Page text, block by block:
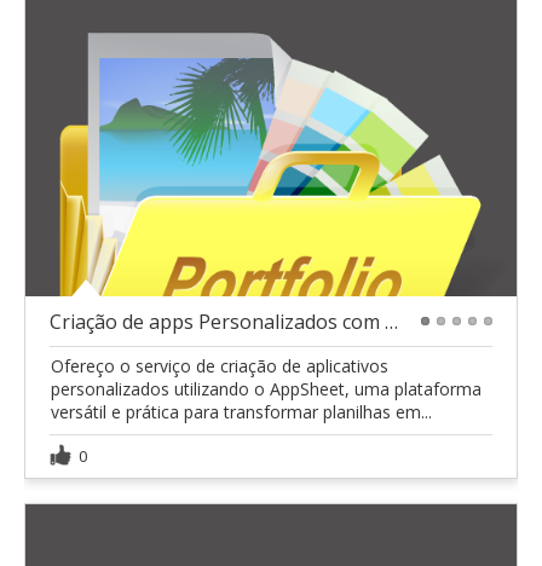
Criação de apps Personalizados com Appsheet
Ofereço o serviço de criação de aplicativos
personalizados utilizando o AppSheet, uma plataforma
versátil e prática para transformar planilhas em...
0